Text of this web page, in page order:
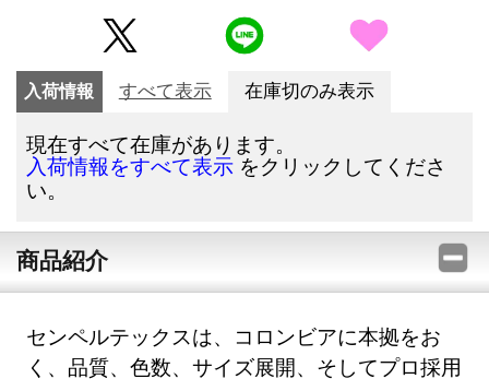
入荷情報 すべて表示 在庫切のみ表示
現在すべて在庫があります。
入荷情報をすべて表示 をクリックしてくださ
い。
商品紹介
センペルテックスは、コロンビアに本拠をお
く、品質、色数、サイズ展開、そしてプロ採用